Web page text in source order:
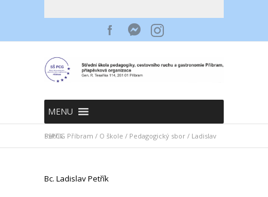
MENU
SSPCG Příbram / O škole / Pedagogický sbor /
Ladislav Petřík
Bc. Ladislav Petřík